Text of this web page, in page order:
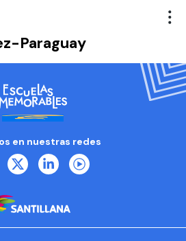
Paraguay
en nuestras redes